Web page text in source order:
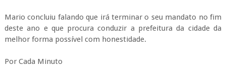
Mario concluiu falando que irá terminar o seu mandato no fim
deste ano e que procura conduzir a prefeitura da cidade da
melhor forma possível com honestidade.
Por Cada Minuto